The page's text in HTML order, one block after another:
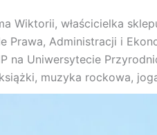
Wiktorii, właścicielka
Prawa, Administracji i
na Uniwersytecie
muzyka rockowa,